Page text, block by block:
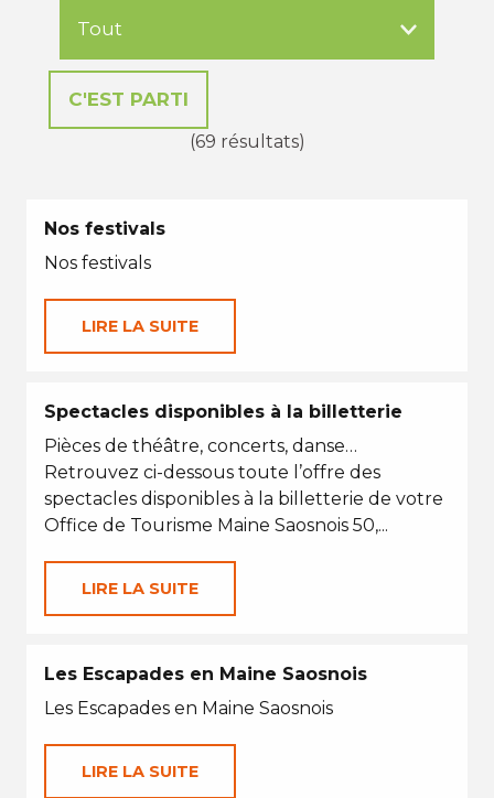
(69 résultats)
Nos festivals
Nos festivals
LIRE LA SUITE
Spectacles disponibles à la billetterie
Pièces de théâtre, concerts, danse…
Retrouvez ci-dessous toute l’offre des
spectacles disponibles à la billetterie de votre
Office de Tourisme Maine Saosnois 50,...
LIRE LA SUITE
Les Escapades en Maine Saosnois
Les Escapades en Maine Saosnois
LIRE LA SUITE